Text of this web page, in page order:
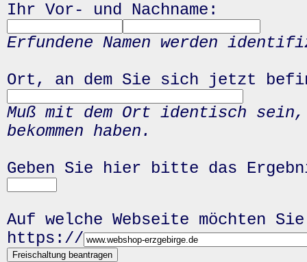
Ihr Vor- und Nachname:
Erfundene Namen werden
Ort, an dem Sie sich jetzt
Muß mit dem Ort identisch
bekommen haben.
Geben Sie hier bitte das
Auf welche Webseite möchten
https://